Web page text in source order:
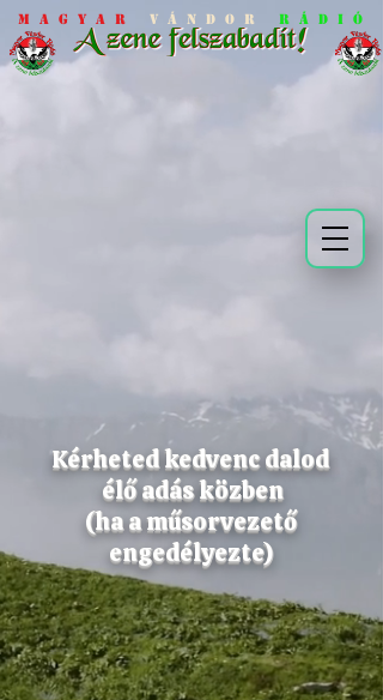
M a g y a r V á n d o r R á d i ó
Kérheted kedvenc dalod
élő adás közben
(ha a műsorvezető
engedélyezte)